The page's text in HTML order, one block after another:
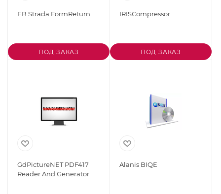
EB Strada FormReturn
ПОД ЗАКАЗ
IRISCompressor
ПОД ЗАКАЗ
GdPictureNET PDF417
Reader And Generator
Alanis BIQE